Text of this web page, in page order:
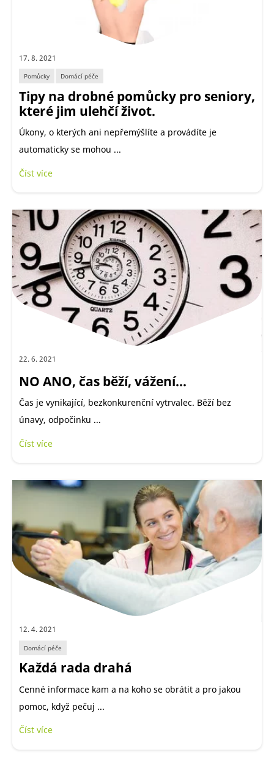
17. 8. 2021
Pomůcky Domácí péče
Tipy na drobné pomůcky pro seniory,
které jim ulehčí život.
Úkony, o kterých ani nepřemýšlíte a provádíte je
automaticky se mohou ...
Číst více
22. 6. 2021
NO ANO, čas běží, vážení...
Čas je vynikající, bezkonkurenční vytrvalec. Běží bez
únavy, odpočinku ...
Číst více
12. 4. 2021
Domácí péče
Každá rada drahá
Cenné informace kam a na koho se obrátit a pro jakou
pomoc, když pečuj ...
Číst více